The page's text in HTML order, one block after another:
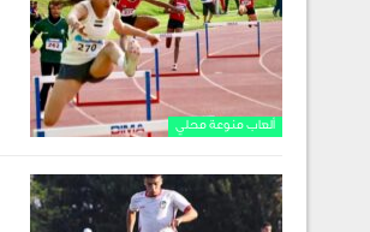
ألعاب منوعة محلي